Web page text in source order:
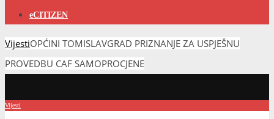
eCITIZEN
VijestiOPĆINI TOMISLAVGRAD PRIZNANJE ZA USPJEŠNU
PROVEDBU CAF SAMOPROCJENE
Vijesti